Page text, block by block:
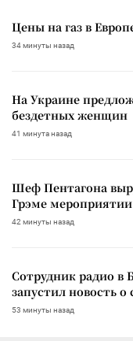
Цены на газ в
34 минуты назад
На Украине
бездетных женщин
41 минута назад
Шеф Пентагона
Грэме мероприятии
42 минуты назад
Сотрудник радио в
запустил новость
53 минуты назад